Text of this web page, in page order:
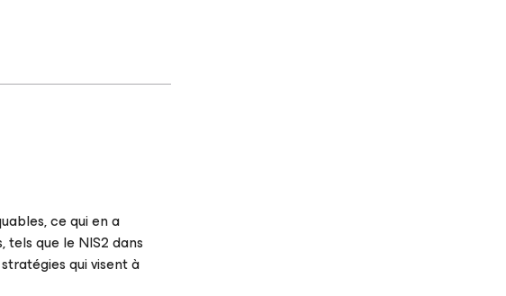
ce qui en a
que le NIS2 dans
qui visent à